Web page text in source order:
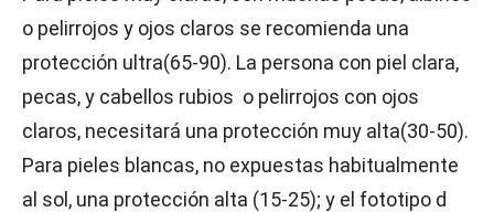
o pelirrojos y ojos claros se recomienda una
protección ultra(65-90). La persona con piel clara,
pecas, y cabellos rubios o pelirrojos con ojos
claros, necesitará una protección muy alta(30-50).
Para pieles blancas, no expuestas habitualmente
al sol, una protección alta (15-25); y el fototipo d